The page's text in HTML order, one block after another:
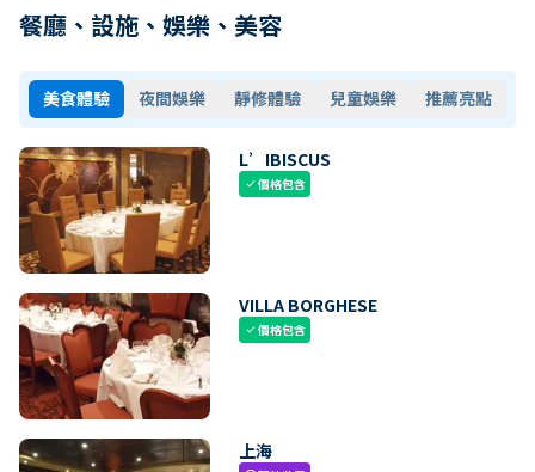
餐廳、設施、娛樂、美容
美食體驗 夜間娛樂 靜修體驗 兒童娛樂 推薦亮點
L’IBISCUS
check價格包含
VILLA BORGHESE
check價格包含
上海